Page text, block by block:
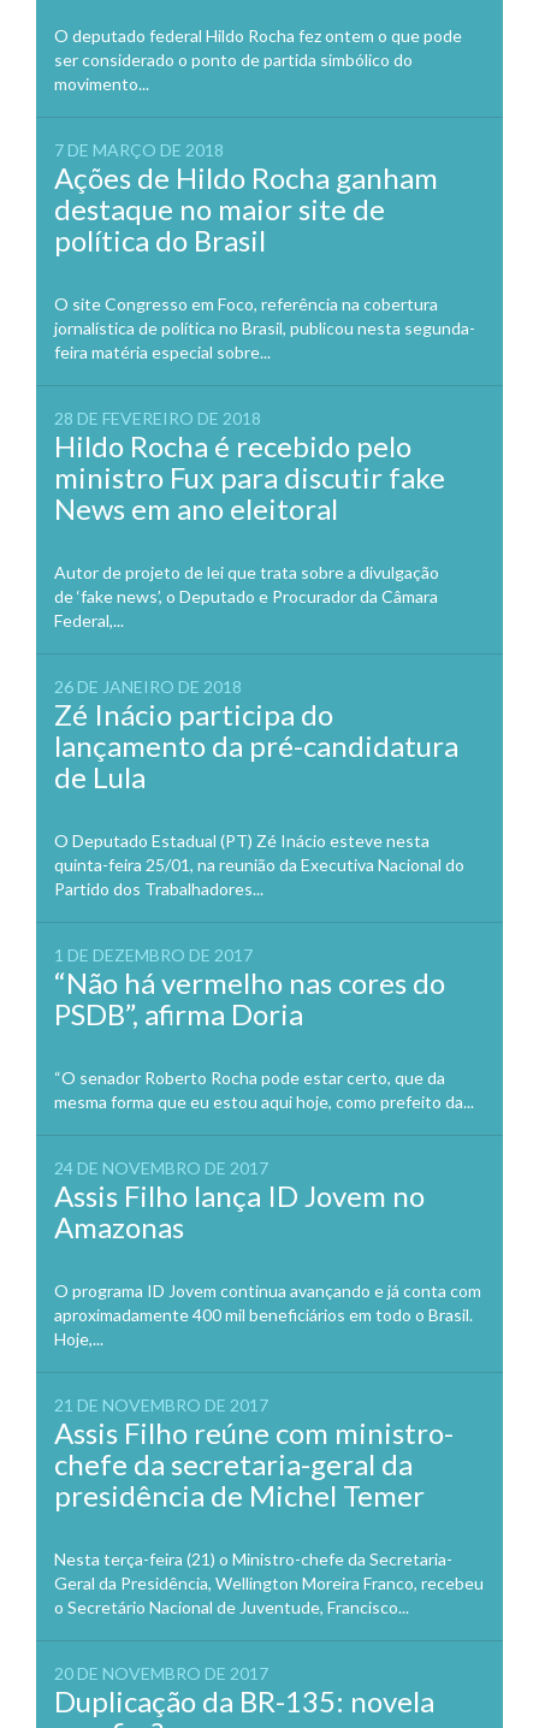
O deputado federal Hildo Rocha fez ontem o que pode
ser considerado o ponto de partida simbólico do
movimento...
7 DE MARÇO DE 2018
Ações de Hildo Rocha ganham
destaque no maior site de
política do Brasil
O site Congresso em Foco, referência na cobertura
jornalística de política no Brasil, publicou nesta segunda-
feira matéria especial sobre...
28 DE FEVEREIRO DE 2018
Hildo Rocha é recebido pelo
ministro Fux para discutir fake
News em ano eleitoral
Autor de projeto de lei que trata sobre a divulgação
de ‘fake news’, o Deputado e Procurador da Câmara
Federal,...
26 DE JANEIRO DE 2018
Zé Inácio participa do
lançamento da pré-candidatura
de Lula
O Deputado Estadual (PT) Zé Inácio esteve nesta
quinta-feira 25/01, na reunião da Executiva Nacional do
Partido dos Trabalhadores...
1 DE DEZEMBRO DE 2017
“Não há vermelho nas cores do
PSDB”, afirma Doria
“O senador Roberto Rocha pode estar certo, que da
mesma forma que eu estou aqui hoje, como prefeito da...
24 DE NOVEMBRO DE 2017
Assis Filho lança ID Jovem no
Amazonas
O programa ID Jovem continua avançando e já conta com
aproximadamente 400 mil beneficiários em todo o Brasil.
Hoje,...
21 DE NOVEMBRO DE 2017
Assis Filho reúne com ministro-
chefe da secretaria-geral da
presidência de Michel Temer
Nesta terça-feira (21) o Ministro-chefe da Secretaria-
Geral da Presidência, Wellington Moreira Franco, recebeu
o Secretário Nacional de Juventude, Francisco...
20 DE NOVEMBRO DE 2017
Duplicação da BR-135: novela